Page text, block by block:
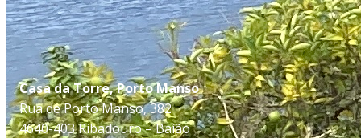
​Casa da Torre, Porto Manso
Rua de Porto Manso, 382
4640-403 Ribadouro – Baião